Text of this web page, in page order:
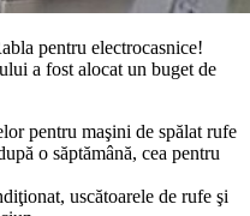
pentru electrocasnice!
a fost alocat un buget de
pentru maşini de spălat rufe
o săptămână, cea pentru
uscătoarele de rufe şi